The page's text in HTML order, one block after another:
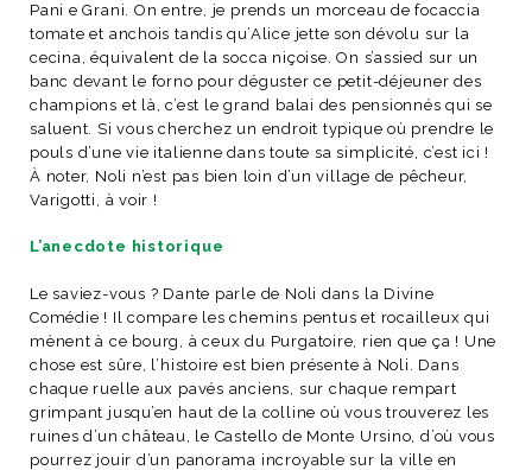
ART DE VIVRE ITALIEN
Virtuosa Venezia
Pani e Grani. On entre, je prends un morceau de focaccia
tomate et anchois tandis qu’Alice jette son dévolu sur la
cecina, équivalent de la socca niçoise. On s’assied sur un
banc devant le forno pour déguster ce petit-déjeuner des
champions et là, c’est le grand balai des pensionnés qui se
saluent. Si vous cherchez un endroit typique où prendre le
pouls d’une vie italienne dans toute sa simplicité, c’est ici !
À noter, Noli n’est pas bien loin d’un village de pêcheur,
Varigotti, à voir !
L’anecdote historique
Le saviez-vous ? Dante parle de Noli dans la Divine
Comédie ! Il compare les chemins pentus et rocailleux qui
mènent à ce bourg, à ceux du Purgatoire, rien que ça ! Une
chose est sûre, l’histoire est bien présente à Noli. Dans
chaque ruelle aux pavés anciens, sur chaque rempart
grimpant jusqu’en haut de la colline où vous trouverez les
ruines d’un château, le Castello de Monte Ursino, d’où vous
pourrez jouir d’un panorama incroyable sur la ville en